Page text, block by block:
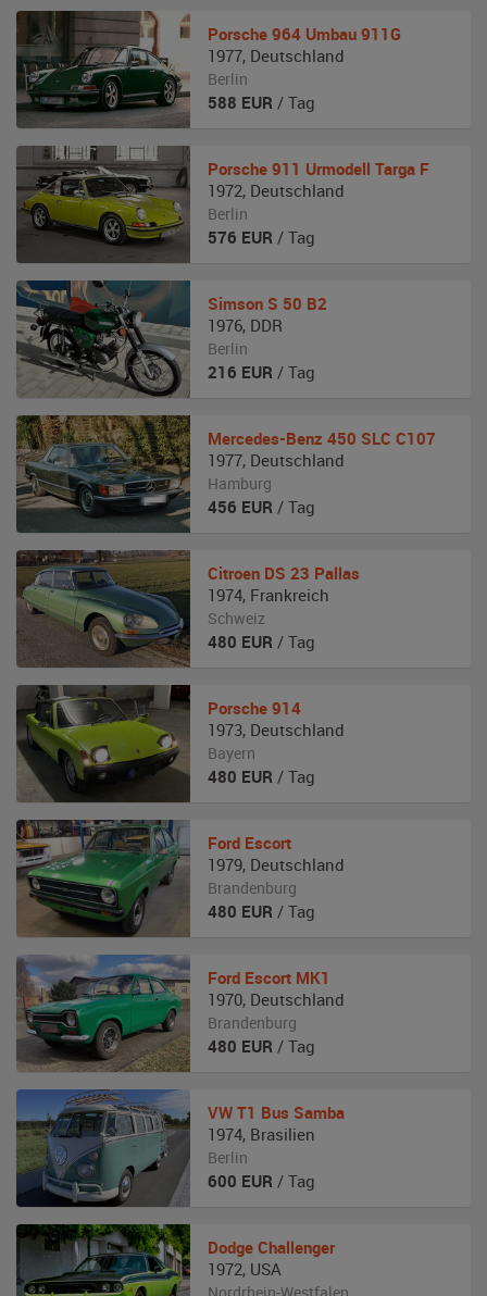
Porsche 964 Umbau 911G
1977, Deutschland
Berlin
588 EUR / Tag
Porsche 911 Urmodell Targa F
1972, Deutschland
Berlin
576 EUR / Tag
Simson S 50 B2
1976, DDR
Berlin
216 EUR / Tag
Mercedes-Benz 450 SLC C107
1977, Deutschland
Hamburg
456 EUR / Tag
Citroen DS 23 Pallas
1974, Frankreich
Schweiz
480 EUR / Tag
Porsche 914
1973, Deutschland
Bayern
480 EUR / Tag
Ford Escort
1979, Deutschland
Brandenburg
480 EUR / Tag
Ford Escort MK1
1970, Deutschland
Brandenburg
480 EUR / Tag
VW T1 Bus Samba
1974, Brasilien
Berlin
600 EUR / Tag
Dodge Challenger
1972, USA